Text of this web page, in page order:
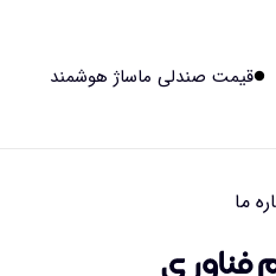
کامل مقایسه، مزایا،
قیمت صندلی ماساژ هوشمند
ما